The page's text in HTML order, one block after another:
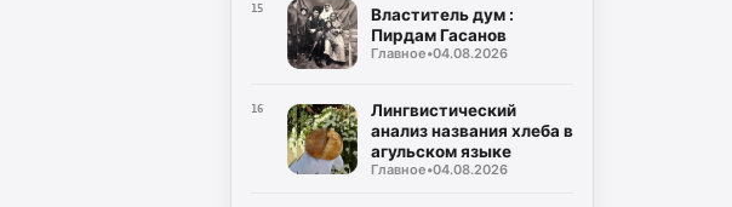
15
Властитель дум :
Пирдам Гасанов
Главное•04.08.2026
16
Лингвистический
анализ названия хлеба в
агульском языке
Главное•04.08.2026